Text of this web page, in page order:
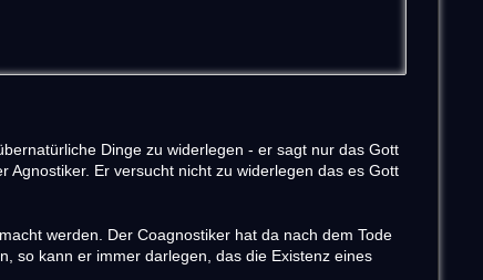
Dinge zu widerlegen - er sagt nur das Gott
Er versucht nicht zu widerlegen das es Gott
werden. Der Coagnostiker hat da nach dem Tode
so kann er immer darlegen, das die Existenz eines